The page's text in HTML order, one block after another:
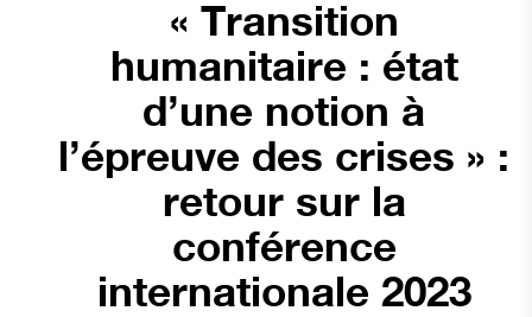
« Transition
humanitaire : état
d’une notion à
l’épreuve des crises » :
retour sur la
conférence
internationale 2023